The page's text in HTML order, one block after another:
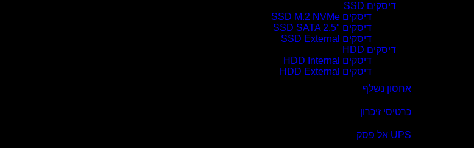
דיסקים SSD
דיסקים SSD M.2 NVMe
דיסקים SSD SATA 2.5″
דיסקים SSD External
דיסקים HDD
דיסקים HDD Internal
דיסקים HDD External
אחסון נשלף
כרטיסי זיכרון
UPS אל פסק